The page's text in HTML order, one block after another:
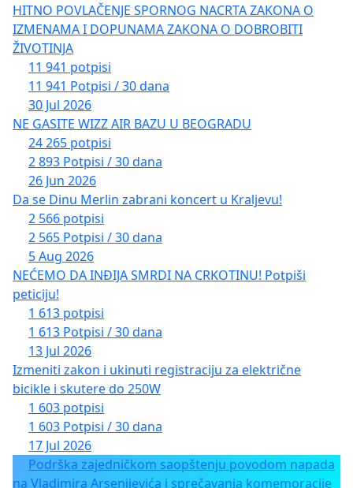
HITNO POVLAČENJE SPORNOG NACRTA ZAKONA O
IZMENAMA I DOPUNAMA ZAKONA O DOBROBITI
ŽIVOTINJA
11 941 potpisi
11 941 Potpisi / 30 dana
30 Jul 2026
NE GASITE WIZZ AIR BAZU U BEOGRADU
24 265 potpisi
2 893 Potpisi / 30 dana
26 Jun 2026
Da se Dinu Merlin zabrani koncert u Kraljevu!
2 566 potpisi
2 565 Potpisi / 30 dana
5 Aug 2026
NEĆEMO DA INĐIJA SMRDI NA CRKOTINU! Potpiši
peticiju!
1 613 potpisi
1 613 Potpisi / 30 dana
13 Jul 2026
Izmeniti zakon i ukinuti registraciju za električne
bicikle i skutere do 250W
1 603 potpisi
1 603 Potpisi / 30 dana
17 Jul 2026
Podrška zajedničkom saopštenju povodom napada
na Vladimira Arsenijevića i sprečavanja komemoracije